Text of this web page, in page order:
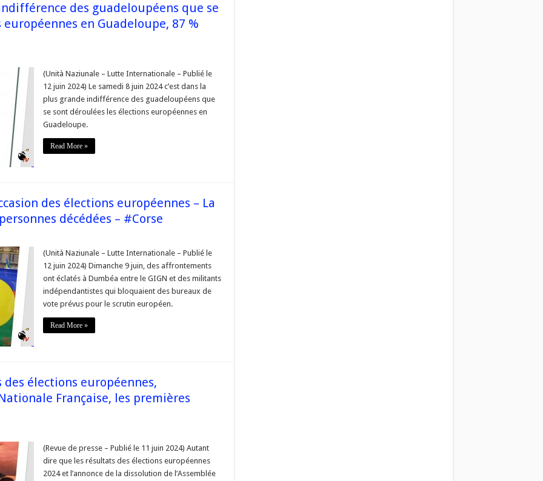
des guadeloupéens que se
en Guadeloupe, 87 %
»
(Unità Naziunale – Lutte Internationale – Publié le
12 juin 2024) Le samedi 8 juin 2024 c’est dans la
plus grande indifférence des guadeloupéens que
se sont déroulées les élections européennes en
Guadeloupe.
Read More »
des élections européennes – La
décédées – #Corse
(Unità Naziunale – Lutte Internationale – Publié le
12 juin 2024) Dimanche 9 juin, des affrontements
ont éclatés à Dumbéa entre le GIGN et des militants
indépendantistes qui bloquaient des bureaux de
vote prévus pour le scrutin européen.
Read More »
des élections européennes,
Française, les premières
(Revue de presse – Publié le 11 juin 2024) Autant
dire que les résultats des élections européennes
2024 et l’annonce de la dissolution de l’Assemblée